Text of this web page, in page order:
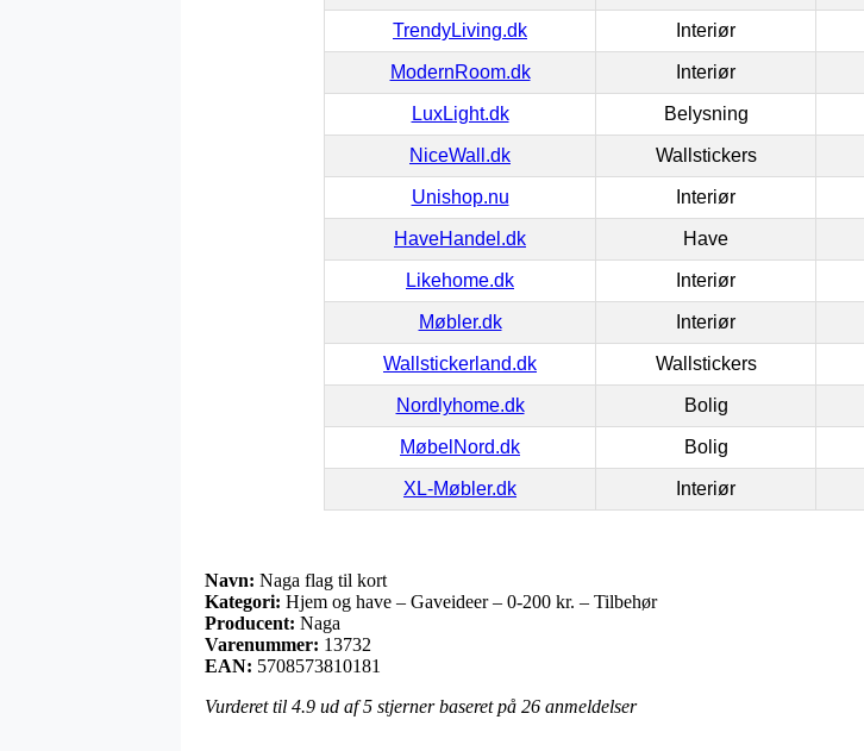
TrendyLiving.dk Interiør
ModernRoom.dk Interiør
LuxLight.dk Belysning
NiceWall.dk Wallstickers
Unishop.nu Interiør
HaveHandel.dk Have
Likehome.dk Interiør
Møbler.dk Interiør
Wallstickerland.dk Wallstickers
Nordlyhome.dk Bolig
MøbelNord.dk Bolig
XL-Møbler.dk Interiør
Navn: Naga flag til kort
Kategori: Hjem og have – Gaveideer – 0-200 kr. – Tilbehør
Producent: Naga
Varenummer: 13732
EAN: 5708573810181
Vurderet til 4.9 ud af 5 stjerner baseret på 26 anmeldelser